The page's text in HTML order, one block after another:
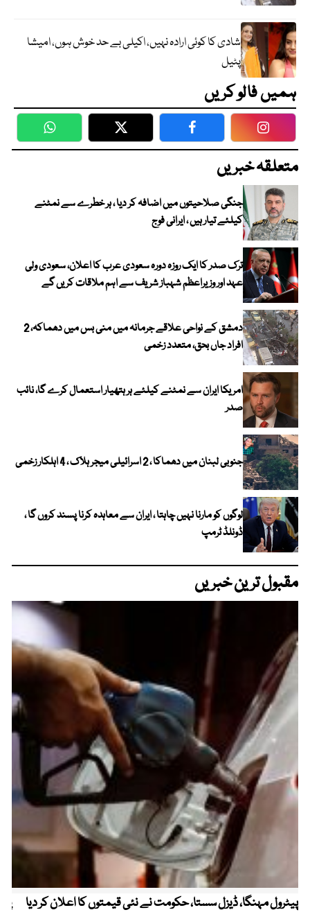
شادی کا کوئی ارادہ نہیں، اکیلی بے حد خوش ہوں، امیشا
پٹیل
ہمیں فالو کریں
WhatsApp Twitter Facebook
متعلقہ خبریں
جنگی صلاحیتوں میں اضافہ کر دیا ، ہر خطرے سے نمٹنے
کیلئے تیار ہیں ، ایرانی فوج
ترک صدر کا ایک روزہ دورہ سعودی عرب کا اعلان، سعودی ولی
عہد اور وزیراعظم شہباز شریف سے اہم ملاقات کریں گے
دمشق کے نواحی علاقے جرمانہ میں منی بس میں دھماکہ، 2
افراد جاں بحق، متعدد زخمی
امریکا ایران سے نمٹنے کیلئے ہر ہتھیار استعمال کرے گا، نائب
صدر
جنوبی لبنان میں دھماکا ، 2 اسرائیلی میجر ہلاک ، 4 اہلکار زخمی
لوگوں کو مارنا نہیں چاہتا ، ایران سے معاہدہ کرنا پسند کروں گا ،
ڈونلڈ ٹرمپ
مقبول ترین خبریں
پیٹرول مہنگا، ڈیزل سستا، حکومت نے نئی قیمتوں کا اعلان کر دیا